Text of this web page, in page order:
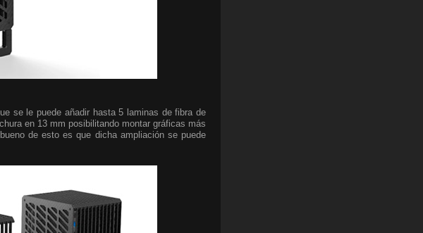
se le puede añadir hasta 5 laminas de fibra de
en 13 mm posibilitando montar gráficas más
de esto es que dicha ampliación se puede